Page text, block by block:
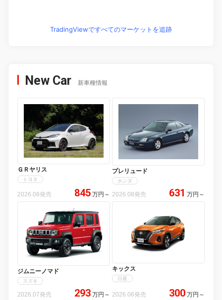
TradingViewですべてのマーケットを追跡
New Car 新車種情報
ＧＲヤリス
トヨタ
2026.08発売 845 万円 ～
プレリュード
ホンダ
2026.08発売 631 万円 ～
ジムニーノマド
スズキ
2026.07発売 293 万円 ～
キックス
日産
2026.06発売 300 万円 ～